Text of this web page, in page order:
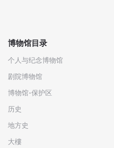
博物馆目录
个人与纪念博物馆
剧院博物馆
博物馆-保护区
历史
地方史
大樓